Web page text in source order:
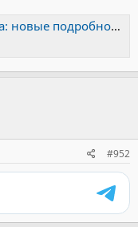
новости, гибель Раиси
#952